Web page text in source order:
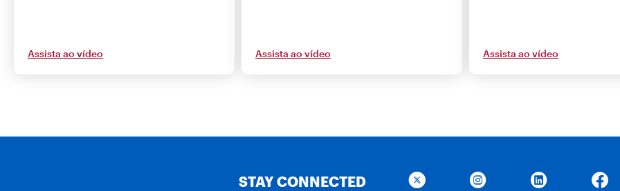
Assista ao vídeo Assista ao vídeo Assista ao vídeo
STAY CONNECTED